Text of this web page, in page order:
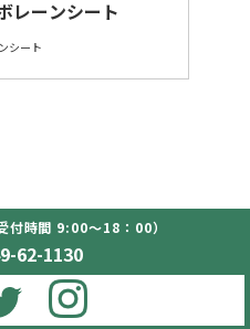
レーンシート
シート
Co.,Ltd. All Rights
付時間 9:00〜18：00）
62-1130